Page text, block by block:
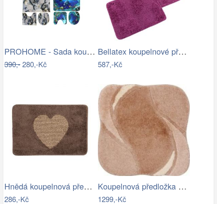
PROHOME - Sada koupelnová 3ks různé…
390,-280,-Kč
Bellatex koupelnové předložky…
587,-Kč
Hnědá koupelnová předložka se srdíčkem …
286,-Kč
Koupelnová předložka REGENT
1299,-Kč